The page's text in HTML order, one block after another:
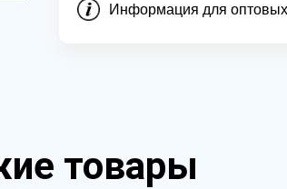
Информация для оптовых
товары